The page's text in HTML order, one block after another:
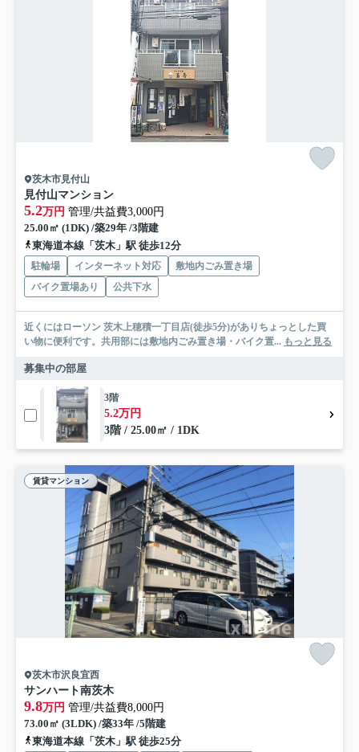
茨木市見付山
見付山マンション
5.2万円 管理/共益費3,000円
25.00㎡ (1DK) /築29年 /3階建
東海道本線「茨木」駅 徒歩12分
駐輪場 インターネット対応
敷地内ごみ置き場
バイク置場あり
公共下水
近くにはローソン 茨木上穂積一丁目店(徒歩5分)がありちょっとした買
い物に便利です。共用部には敷地内ごみ置き場・バイク置... もっと見る
募集中の部屋
3階
5.2万円
3階 / 25.00㎡ / 1DK
賃貸マンション
茨木市沢良宜西
サンハート南茨木
9.8万円 管理/共益費8,000円
73.00㎡ (3LDK) /築33年 /5階建
東海道本線「茨木」駅 徒歩25分